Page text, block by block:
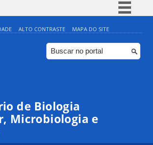
Simplifique!
Comunica BR
Participe
Canais
ALTO CONTRASTE MAPA DO SITE
de Biologia
Microbiologia e